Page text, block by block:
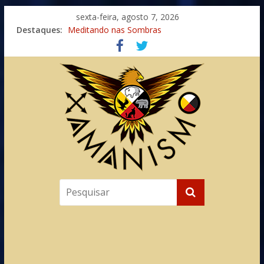
sexta-feira, agosto 7, 2026
Destaques: Imaginação na Cura
Meditando nas Sombras
Autosuficiência: A Jornada do Espírito Ancestral
Xamanismo Universal
Totens – Caminho Espiritual – Crescimento